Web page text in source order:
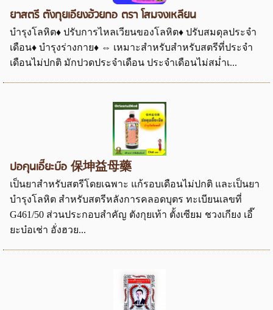
ยาสตรี ตังกุยเอียงฮ้วยกอ ตรา โสมจงเหลียน
บำรุงโลหิต♦ ปรับการไหลเวียนของโลหิต♦ ปรับสมดุลประจำ
เดือน♦ บำรุงร่างกาย♦ ⇔ เหมาะสำหรับสำหรับสตรีที่ประจำ
เดือนไม่ปกติ มักปวดประจำเดือน ประจำเดือนไม่สม่ำเ...
ปอคุนเอี๊ยะบ๊อ 保坤益母藥
เป็นยาสำหรับสตรีโดยเฉพาะ แก้รอบเดือนไม่ปกติ และเป็นยา
บำรุงโลหิต สำหรับสตรีหลังการคลอดบุตร ทะเบียนเลขที่
G461/50 ส่วนประกอบสำคัญ ตังกุยเท้า ตั้งเซียม ชวงเกียง เอี๊
ยะบ๋อเช่า อั่งฮวย...